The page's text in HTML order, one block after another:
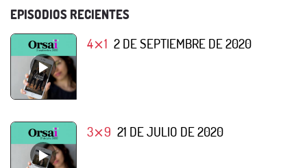
EPISODIOS RECIENTES
4⨯1 2 DE SEPTIEMBRE DE 2020
3⨯9 21 DE JULIO DE 2020